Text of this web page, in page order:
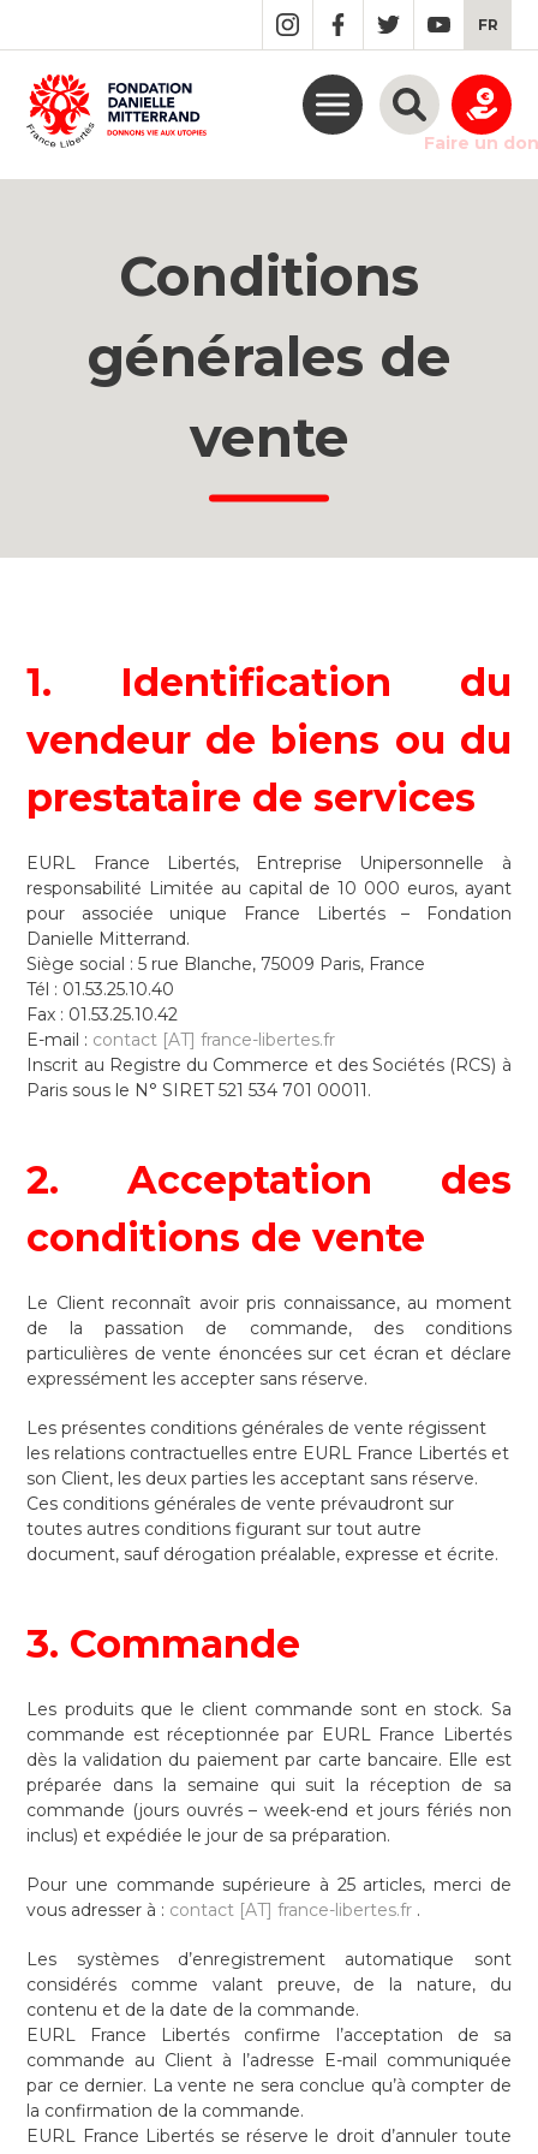
MAIN
CONTENT
FR
Faire un don
Conditions
générales de
vente
1. Identification du
vendeur de biens ou du
prestataire de services
EURL France Libertés, Entreprise Unipersonnelle à
responsabilité Limitée au capital de 10 000 euros, ayant
pour associée unique France Libertés – Fondation
Danielle Mitterrand.
Siège social : 5 rue Blanche, 75009 Paris, France
Tél : 01.53.25.10.40
Fax : 01.53.25.10.42
E-mail : contact [AT] france-libertes.fr
Inscrit au Registre du Commerce et des Sociétés (RCS) à
Paris sous le N° SIRET 521 534 701 00011.
2. Acceptation des
conditions de vente
Le Client reconnaît avoir pris connaissance, au moment
de la passation de commande, des conditions
particulières de vente énoncées sur cet écran et déclare
expressément les accepter sans réserve.
Les présentes conditions générales de vente régissent
les relations contractuelles entre EURL France Libertés et
son Client, les deux parties les acceptant sans réserve.
Ces conditions générales de vente prévaudront sur
toutes autres conditions figurant sur tout autre
document, sauf dérogation préalable, expresse et écrite.
3. Commande
Les produits que le client commande sont en stock. Sa
commande est réceptionnée par EURL France Libertés
dès la validation du paiement par carte bancaire. Elle est
préparée dans la semaine qui suit la réception de sa
commande (jours ouvrés – week-end et jours fériés non
inclus) et expédiée le jour de sa préparation.
Pour une commande supérieure à 25 articles, merci de
vous adresser à : contact [AT] france-libertes.fr .
Les systèmes d’enregistrement automatique sont
considérés comme valant preuve, de la nature, du
contenu et de la date de la commande.
EURL France Libertés confirme l’acceptation de sa
commande au Client à l’adresse E-mail communiquée
par ce dernier. La vente ne sera conclue qu’à compter de
la confirmation de la commande.
EURL France Libertés se réserve le droit d’annuler toute